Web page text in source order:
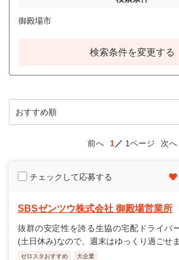
御殿場市
検索条件を変更する
前へ 1 1ページ 次へ
チェックして応募する
SBSゼンツウ株式会社 御殿場営業所
抜群の安定性を誇る生協の宅配ドライバ
(土日休み)なので、週末はゆっくり過ごせま
ゼロスタおすすめ 大企業